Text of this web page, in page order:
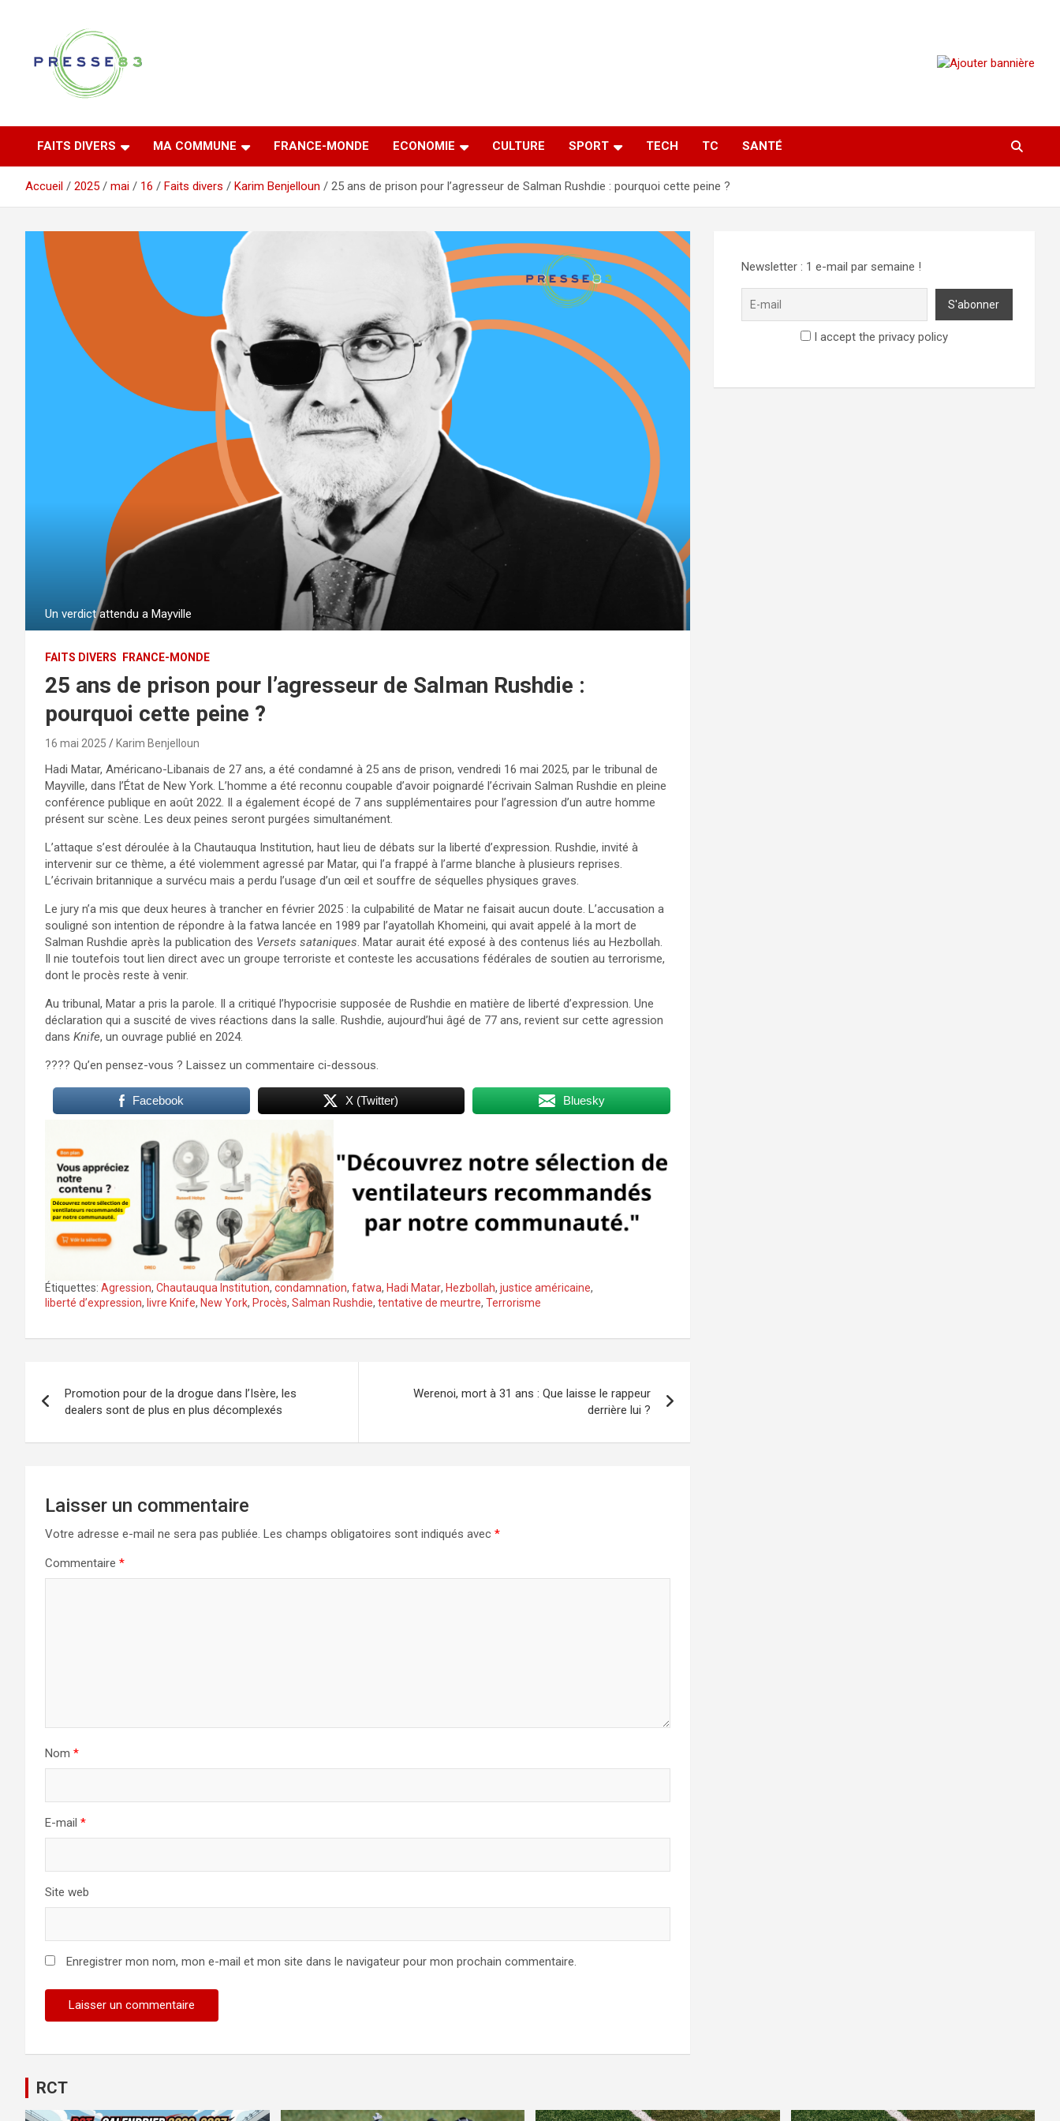
Presse 83
FAITS DIVERS MA COMMUNE FRANCE-MONDE ECONOMIE CULTURE SPORT TECH TC SANTÉ
Accueil 2025 mai 16 Faits divers Karim Benjelloun 25 ans de prison pour l’agresseur de Salman Rushdie : pourquoi cette peine ?
Un verdict attendu a Mayville
FAITS DIVERS FRANCE-MONDE
25 ans de prison pour l’agresseur de Salman Rushdie :
pourquoi cette peine ?
16 mai 2025 Karim Benjelloun
Hadi Matar, Américano-Libanais de 27 ans, a été condamné à 25 ans de prison, vendredi 16 mai 2025, par le tribunal de
Mayville, dans l’État de New York. L’homme a été reconnu coupable d’avoir poignardé l’écrivain Salman Rushdie en pleine
conférence publique en août 2022. Il a également écopé de 7 ans supplémentaires pour l’agression d’un autre homme
présent sur scène. Les deux peines seront purgées simultanément.
L’attaque s’est déroulée à la Chautauqua Institution, haut lieu de débats sur la liberté d’expression. Rushdie, invité à
intervenir sur ce thème, a été violemment agressé par Matar, qui l’a frappé à l’arme blanche à plusieurs reprises.
L’écrivain britannique a survécu mais a perdu l’usage d’un œil et souffre de séquelles physiques graves.
Le jury n’a mis que deux heures à trancher en février 2025 : la culpabilité de Matar ne faisait aucun doute. L’accusation a
souligné son intention de répondre à la fatwa lancée en 1989 par l’ayatollah Khomeini, qui avait appelé à la mort de
Salman Rushdie après la publication des Versets sataniques. Matar aurait été exposé à des contenus liés au Hezbollah.
Il nie toutefois tout lien direct avec un groupe terroriste et conteste les accusations fédérales de soutien au terrorisme,
dont le procès reste à venir.
Au tribunal, Matar a pris la parole. Il a critiqué l’hypocrisie supposée de Rushdie en matière de liberté d’expression. Une
déclaration qui a suscité de vives réactions dans la salle. Rushdie, aujourd’hui âgé de 77 ans, revient sur cette agression
dans Knife, un ouvrage publié en 2024.
???? Qu’en pensez-vous ? Laissez un commentaire ci-dessous.
Facebook X (Twitter) Bluesky
Étiquettes: Agression, Chautauqua Institution, condamnation, fatwa, Hadi Matar, Hezbollah, justice américaine,
liberté d’expression, livre Knife, New York, Procès, Salman Rushdie, tentative de meurtre, Terrorisme
de
l’article
Promotion pour de la drogue dans l’Isère, les
dealers sont de plus en plus décomplexés
Werenoi, mort à 31 ans : Que laisse le rappeur
derrière lui ?
Laisser un commentaire
Votre adresse e-mail ne sera pas publiée. Les champs obligatoires sont indiqués avec *
Commentaire *
Nom *
E-mail *
Site web
Enregistrer mon nom, mon e-mail et mon site dans le navigateur pour mon prochain commentaire.
Newsletter : 1 e-mail par semaine !
I accept the privacy policy
RCT